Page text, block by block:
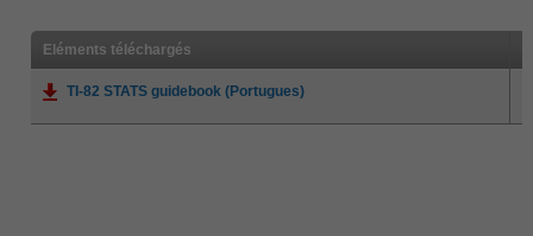
Eléments téléchargés
TI-82 STATS guidebook (Portugues)